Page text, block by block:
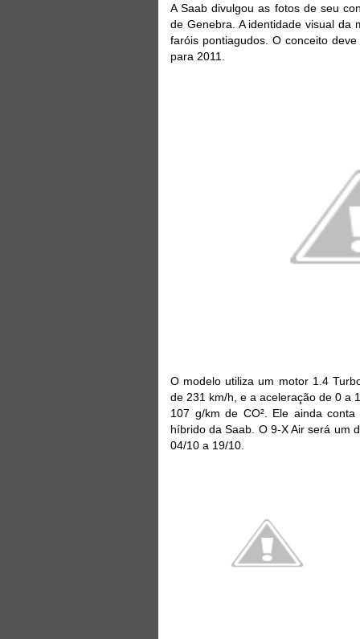
A Saab divulgou as fotos de seu
de Genebra. A identidade visual da
faróis pontiagudos. O conceito
para 2011.
O modelo utiliza um motor 1.4
de 231 km/h, e a aceleração de 0 a
107 g/km de CO². Ele ainda
híbrido da Saab. O 9-X Air será um
04/10 a 19/10.